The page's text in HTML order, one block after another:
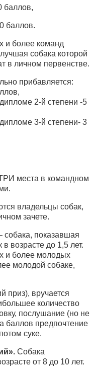
баллов,
баллов.
и более команд
собака которой
в личном первенстве.
прибавляется:
2-й степени -5
3-й степени- 3
места в командном
владельцы собак,
зачете.
собака, показавшая
возрасте до 1,5 лет.
и более молодых
молодой собаке,
приз), вручается
количество
послушание (но не
баллов предпочтение
суке.
Собака
от 8 до 10 лет.